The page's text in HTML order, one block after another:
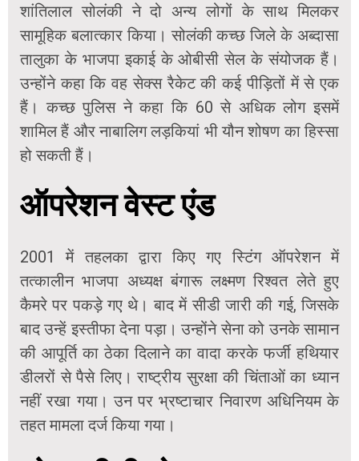
शांतिलाल सोलंकी ने दो अन्य लोगों के साथ मिलकर
सामूहिक बलात्कार किया। सोलंकी कच्छ जिले के अब्दासा
तालुका के भाजपा इकाई के ओबीसी सेल के संयोजक हैं।
उन्होंने कहा कि वह सेक्स रैकेट की कई पीड़ितों में से एक
हैं। कच्छ पुलिस ने कहा कि 60 से अधिक लोग इसमें
शामिल हैं और नाबालिग लड़कियां भी यौन शोषण का हिस्सा
हो सकती हैं।
ऑपरेशन वेस्ट एंड
2001 में तहलका द्वारा किए गए स्टिंग ऑपरेशन में
तत्कालीन भाजपा अध्यक्ष बंगारू लक्ष्मण रिश्वत लेते हुए
कैमरे पर पकड़े गए थे। बाद में सीडी जारी की गई, जिसके
बाद उन्हें इस्तीफा देना पड़ा। उन्होंने सेना को उनके सामान
की आपूर्ति का ठेका दिलाने का वादा करके फर्जी हथियार
डीलरों से पैसे लिए। राष्ट्रीय सुरक्षा की चिंताओं का ध्यान
नहीं रखा गया। उन पर भ्रष्टाचार निवारण अधिनियम के
तहत मामला दर्ज किया गया।